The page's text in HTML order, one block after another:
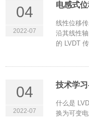
04
2022-07
电感式
线性位移
沿其线性
的 LVDT
04
2022-07
技术学
什么是
换为可变